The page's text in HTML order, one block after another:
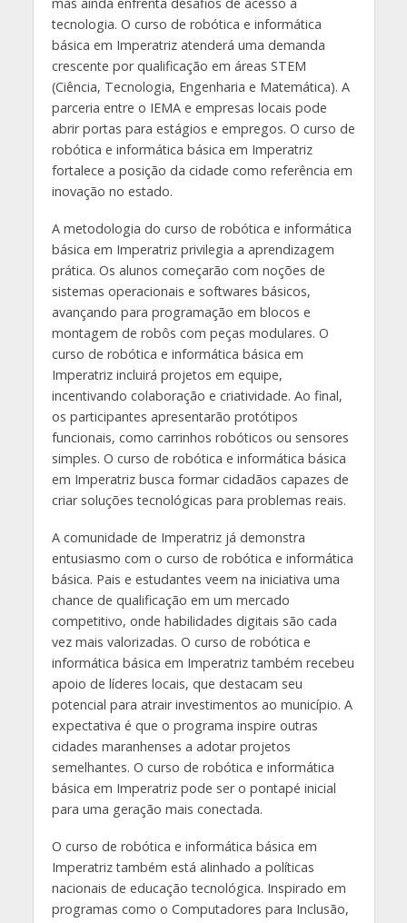
tecnologia. O curso de robótica e informática
básica em Imperatriz atenderá uma demanda
crescente por qualificação em áreas STEM
(Ciência, Tecnologia, Engenharia e Matemática). A
parceria entre o IEMA e empresas locais pode
abrir portas para estágios e empregos. O curso de
robótica e informática básica em Imperatriz
fortalece a posição da cidade como referência em
inovação no estado.
A metodologia do curso de robótica e informática
básica em Imperatriz privilegia a aprendizagem
prática. Os alunos começarão com noções de
sistemas operacionais e softwares básicos,
avançando para programação em blocos e
montagem de robôs com peças modulares. O
curso de robótica e informática básica em
Imperatriz incluirá projetos em equipe,
incentivando colaboração e criatividade. Ao final,
os participantes apresentarão protótipos
funcionais, como carrinhos robóticos ou sensores
simples. O curso de robótica e informática básica
em Imperatriz busca formar cidadãos capazes de
criar soluções tecnológicas para problemas reais.
A comunidade de Imperatriz já demonstra
entusiasmo com o curso de robótica e informática
básica. Pais e estudantes veem na iniciativa uma
chance de qualificação em um mercado
competitivo, onde habilidades digitais são cada
vez mais valorizadas. O curso de robótica e
informática básica em Imperatriz também recebeu
apoio de líderes locais, que destacam seu
potencial para atrair investimentos ao município. A
expectativa é que o programa inspire outras
cidades maranhenses a adotar projetos
semelhantes. O curso de robótica e informática
básica em Imperatriz pode ser o pontapé inicial
para uma geração mais conectada.
O curso de robótica e informática básica em
Imperatriz também está alinhado a políticas
nacionais de educação tecnológica. Inspirado em
programas como o Computadores para Inclusão,